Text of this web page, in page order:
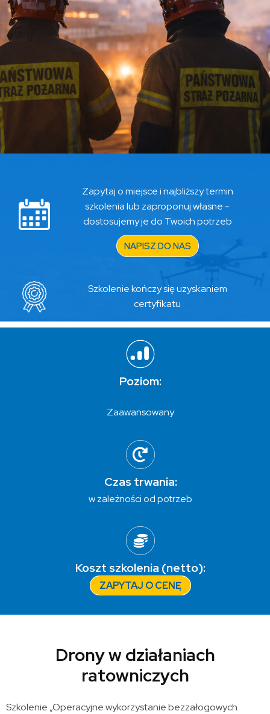
Zapytaj o miejsce i najbliższy termin
szkolenia lub zaproponuj własne -
dostosujemy je do Twoich potrzeb
NAPISZ DO NAS
Szkolenie kończy się uzyskaniem
certyfikatu
Poziom:
Zaawansowany
Czas trwania:
w zależności od potrzeb
Koszt szkolenia (netto):
ZAPYTAJ O CENĘ
Drony w działaniach
ratowniczych
Szkolenie „Operacyjne wykorzystanie bezzałogowych